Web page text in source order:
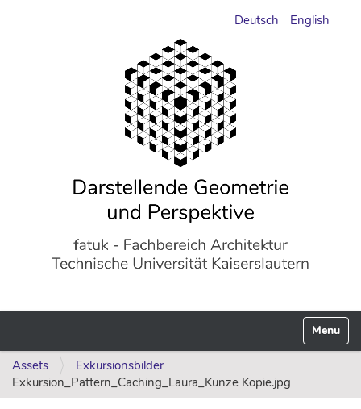
Deutsch English
Assets
Exkursionsbilder
Exkursion_Pattern_Caching_Laura_Kunze Kopie.jpg